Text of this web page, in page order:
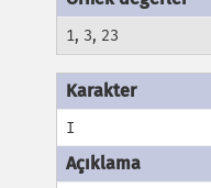
1, 3, 23
I